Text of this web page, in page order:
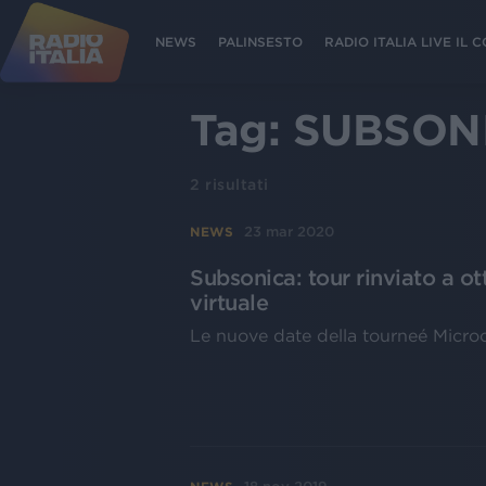
NEWS PALINSESTO RADIO ITALIA LIVE IL
Tag:
2 risultati
NEWS 23 mar 2020
Subsonica: tour rinviato a
virtuale
Le nuove date della tourneé